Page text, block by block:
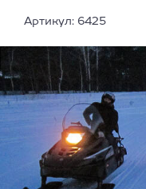
Артикул: 6425